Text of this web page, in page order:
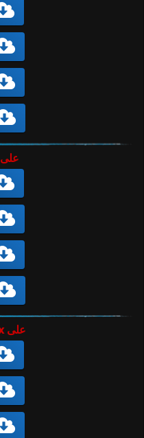
على mega
على uptobox